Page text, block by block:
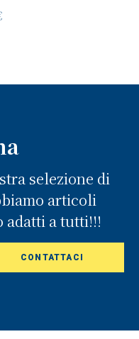
selezione di
articoli
adatti a tutti!!!
CONTATTACI